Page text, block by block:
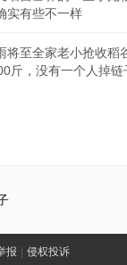
实有些不一样
将至全家老小抢收稻
斤，没有一个人掉链
报 侵权投诉